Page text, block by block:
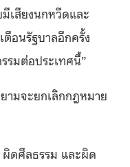
เสียงนกหวีดและ
ตือนรัฐบาลอีกครั้ง
รมต่อประเทศนี้”
ามจะยกเลิกกฎหมาย
ดศีลธรรม และผิด